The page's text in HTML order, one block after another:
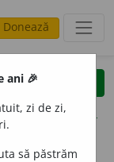
Donează
clear
opțiuni
ani 🎉
zi de zi,
să păstrăm